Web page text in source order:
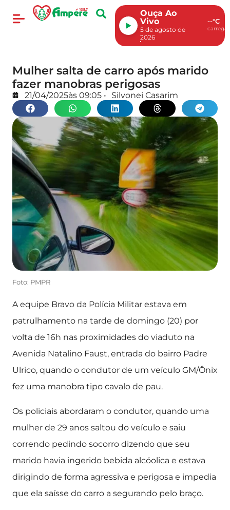
Ouça Ao
Vivo
5 de agosto de
2026
--°C
Mulher salta de carro após marido
fazer manobras perigosas
21/04/2025às 09:05 • Silvonei Casarim
Foto: PMPR
A equipe Bravo da Polícia Militar estava em
patrulhamento na tarde de domingo (20) por
volta de 16h nas proximidades do viaduto na
Avenida Natalino Faust, entrada do bairro Padre
Ulrico, quando o condutor de um veículo GM/Ônix
fez uma manobra tipo cavalo de pau.
Os policiais abordaram o condutor, quando uma
mulher de 29 anos saltou do veículo e saiu
correndo pedindo socorro dizendo que seu
marido havia ingerido bebida alcóolica e estava
dirigindo de forma agressiva e perigosa e impedia
que ela saísse do carro a segurando pelo braço.